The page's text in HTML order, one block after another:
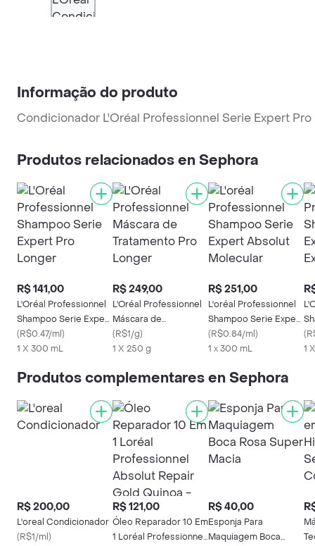
Informação do produto
Condicionador L'Oréal Professionnel Serie Expert
Produtos relacionados en Sephora
R$ 141,00
L'Oréal Professionnel
Shampoo Serie Expert
Pro Longer
(R$0.47/ml)
1 X 300 mL
R$ 249,00
L'Oréal Professionnel
Máscara de
Tratamento Pro
Longer
(R$1/g)
1 X 250 g
R$ 251,00
L'oréal Professionnel
Shampoo Serie Expert
Absolut Molecular
(R$0.84/ml)
1 x 300 mL
(
1
Produtos complementares en Sephora
R$ 200,00
L'oreal Condicionador
(R$1/ml)
R$ 121,00
Óleo Reparador 10 Em
1 Loréal Professionnel
R$ 40,00
Esponja Para
Maquiagem Boca